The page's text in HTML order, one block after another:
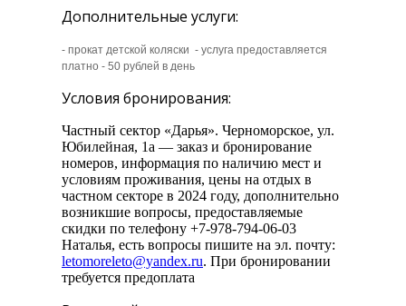
Дополнительные услуги:
- прокат детской коляски - услуга предоставляется
платно - 50 рублей в день
Условия бронирования:
Частный сектор «Дарья». Черноморское, ул.
Юбилейная, 1а — заказ и бронирование
номеров, информация по наличию мест и
условиям проживания, цены на отдых в
частном секторе в 2024 году, дополнительно
возникшие вопросы, предоставляемые
скидки по телефону +7-978-794-06-03
Наталья, есть вопросы пишите на эл. почту:
letomoreleto@yandex.ru. При бронировании
требуется предоплата